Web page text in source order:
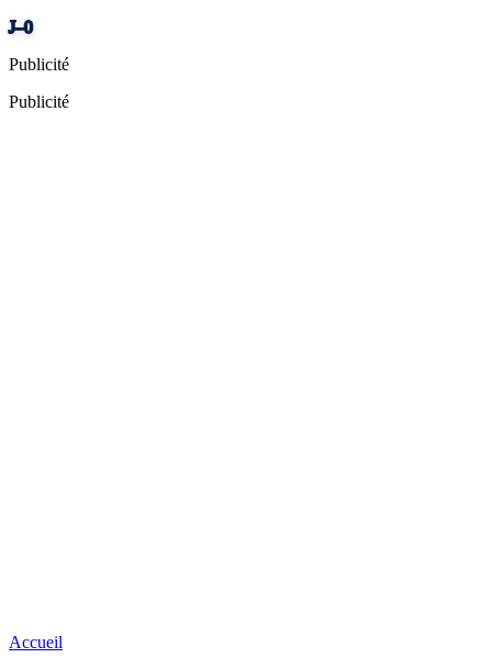
J–0
Publicité
Publicité
Accueil